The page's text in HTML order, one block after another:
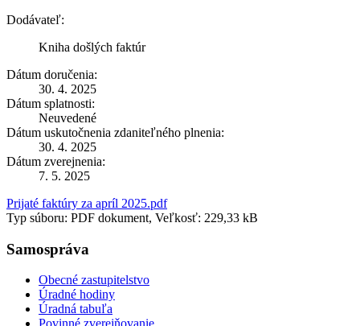
Dodávateľ:
Kniha došlých faktúr
Dátum doručenia:
30. 4. 2025
Dátum splatnosti:
Neuvedené
Dátum uskutočnenia zdaniteľného plnenia:
30. 4. 2025
Dátum zverejnenia:
7. 5. 2025
Prijaté faktúry za apríl 2025.pdf
Typ súboru: PDF dokument, Veľkosť: 229,33 kB
Samospráva
Obecné zastupitelstvo
Úradné hodiny
Úradná tabuľa